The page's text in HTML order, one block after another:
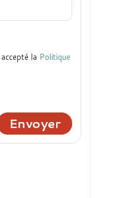
la Politique
Envoyer